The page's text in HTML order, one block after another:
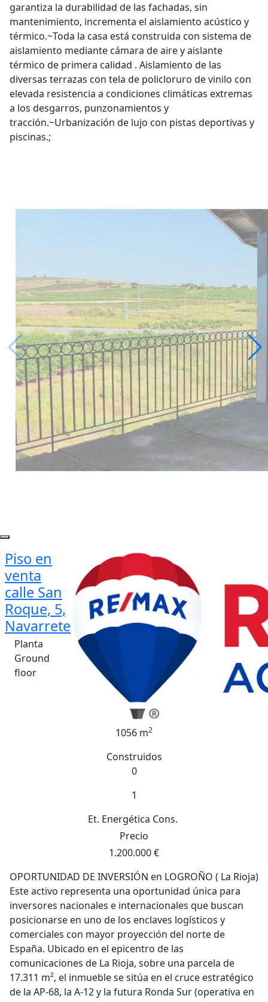
garantiza la durabilidad de las fachadas, sin
mantenimiento, incrementa el aislamiento acústico y
térmico.~Toda la casa está construida con sistema de
aislamiento mediante cámara de aire y aislante
térmico de primera calidad . Aislamiento de las
diversas terrazas con tela de policloruro de vinilo con
elevada resistencia a condiciones climáticas extremas
a los desgarros, punzonamientos y
tracción.~Urbanización de lujo con pistas deportivas y
piscinas.;
Piso en
venta
calle San
Roque, 5,
Navarrete
Planta
Ground
floor
1056 m2
Construidos
0
1
Et. Energética Cons.
Precio
1.200.000 €
OPORTUNIDAD DE INVERSIÓN en LOGROÑO ( La Rioja)
Este activo representa una oportunidad única para
inversores nacionales e internacionales que buscan
posicionarse en uno de los enclaves logísticos y
comerciales con mayor proyección del norte de
España. Ubicado en el epicentro de las
comunicaciones de La Rioja, sobre una parcela de
17.311 m², el inmueble se sitúa en el cruce estratégico
de la AP-68, la A-12 y la futura Ronda Sur (operativa en